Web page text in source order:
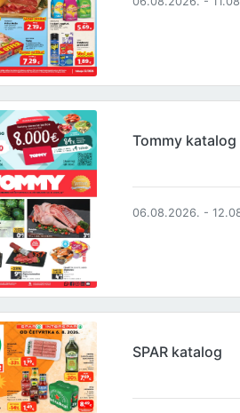
Tommy katalog
06.08.2026. -
SPAR katalog